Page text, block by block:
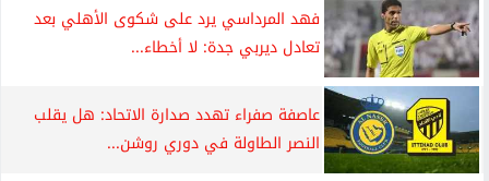
فهد المرداسي يرد على شكوى الأهلي بعد
تعادل ديربي جدة: لا أخطاء...
عاصفة صفراء تهدد صدارة الاتحاد: هل يقلب
النصر الطاولة في دوري روشن...